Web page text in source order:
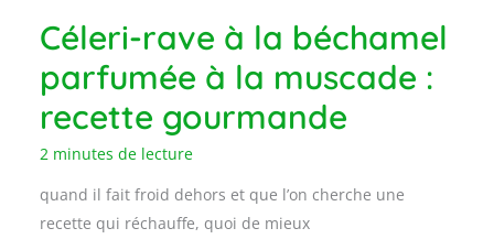
Céleri-rave à la béchamel
parfumée à la muscade :
recette gourmande
2 minutes de lecture
quand il fait froid dehors et que l’on cherche une
recette qui réchauffe, quoi de mieux